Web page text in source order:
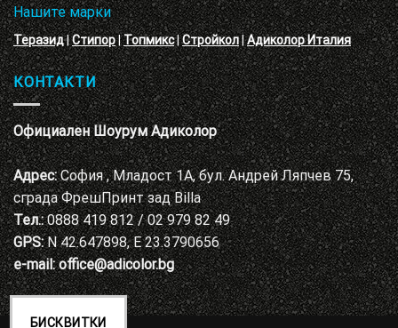
Нашите марки
Теразид|Стипор|Топмикс|Стройкол|Адиколор Италия
КОНТАКТИ
Официален Шоурум Адиколор
Адрес:София , Младост 1А, бул. Андрей Ляпчев 75,
сграда ФрешПринт зад Billa
Тел.:0888 419 812 / 02 979 82 49
GPS:N 42.647898, E 23.3790656
e-mail: office@adicolor.bg
БИСКВИТКИ